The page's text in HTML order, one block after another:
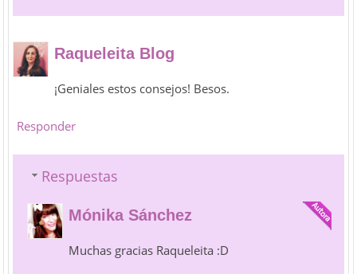
Raqueleita Blog
¡Geniales estos consejos! Besos.
Responder
Respuestas
Mónika Sánchez
Muchas gracias Raqueleita :D